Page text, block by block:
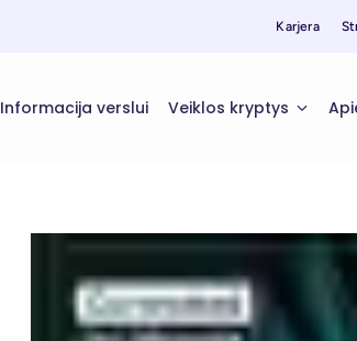
Karjera
Informacija verslui Veiklos kryptys